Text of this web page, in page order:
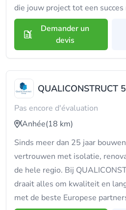
die jouw project tot een succes
Demander un
devis
QUALICONSTRUCT
Pas encore d'évaluation
Anhée(18 km)
Sinds meer dan 25 jaar
vertrouwen met isolatie,
de hele regio. Bij
draait alles om kwaliteit en
met de beste Europese